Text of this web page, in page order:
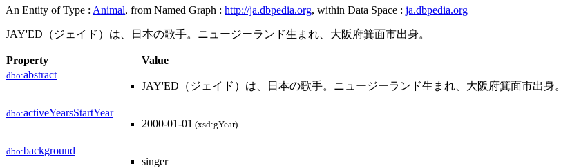
An Entity of Type : Animal, from Named Graph : http://ja.dbpedia.org, within Data Space : ja.dbpedia.org
JAY'ED（ジェイド）は、日本の歌手。ニュージーランド生まれ、大阪府箕面市出身。
Property Value
dbo:abstract
JAY'ED（ジェイド）は、日本の歌手。ニュージーランド生まれ、大阪府箕面市出身。
dbo:activeYearsStartYear
2000-01-01 (xsd:gYear)
dbo:background
singer